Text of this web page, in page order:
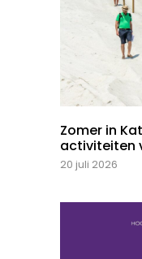
Zomer in
activiteiten
20 juli 2026